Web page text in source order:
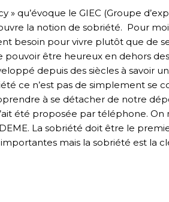
» qu’évoque le GIEC (Groupe
la notion de sobriété. Pour moi
besoin pour vivre plutôt que de
être heureux en dehors
depuis des siècles à savoir
ce n’est pas de simplement se
à se détacher de notre
été proposée par téléphone. On
La sobriété doit être le
mais la sobriété est la